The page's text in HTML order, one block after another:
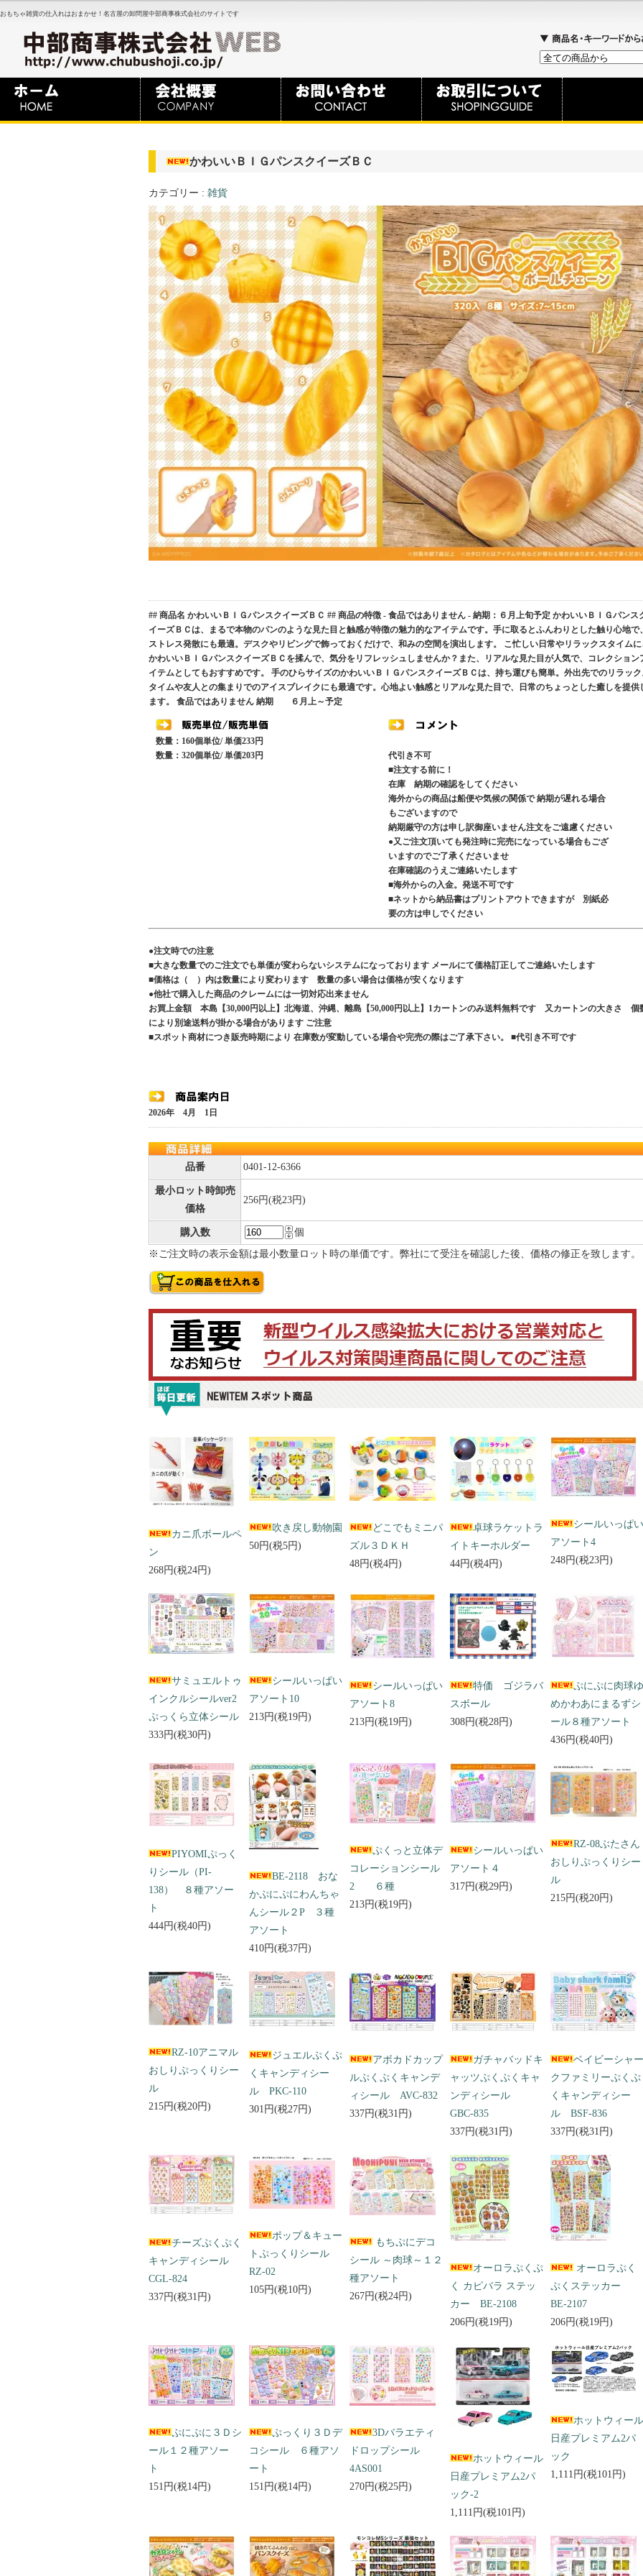
おもちゃ雑貨の仕入れはおまかせ！名古屋の卸問屋中部商事株式会社のサイトです
かわいいＢＩＧパンスクイーズＢＣ
カテゴリー : 雑貨
## 商品名 かわいいＢＩＧパンスクイーズＢＣ ## 商品の特徴 - 食品ではありません - 納期：６月上旬予定 かわいいＢＩＧパンス
イーズＢＣは、まるで本物のパンのような見た目と触感が特徴の魅力的なアイテムです。手に取るとふんわりとした触り心地で
ストレス発散にも最適。デスクやリビングで飾っておくだけで、和みの空間を演出します。 こ忙しい日常やリラックスタイム
かわいいＢＩＧパンスクイーズＢＣを揉んで、気分をリフレッシュしませんか？また、リアルな見た目が人気で、コレクション
イテムとしてもおすすめです。 手のひらサイズのかわいいＢＩＧパンスクイーズＢＣは、持ち運びも簡単。外出先でのリラッ
タイムや友人との集まりでのアイスブレイクにも最適です。心地よい触感とリアルな見た目で、日常のちょっとした癒しを提供
ます。 食品ではありません 納期 ６月上～予定
数量：160個単位/ 単価233円
数量：320個単位/ 単価203円
代引き不可
■注文する前に！
在庫 納期の確認をしてください
海外からの商品は船便や気候の関係で 納期が遅れる場合
もございますので
納期厳守の方は申し訳御座いません注文をご遠慮ください
●又ご注文頂いても発注時に完売になっている場合もござ
いますのでご了承くださいませ
在庫確認のうえご連絡いたします
■海外からの入金。発送不可です
■ネットから納品書はプリントアウトできますが 別紙必
要の方は申しでください
●注文時での注意
■大きな数量でのご注文でも単価が変わらないシステムになっております メールにて価格訂正してご連絡いたします
■価格は（ ）内は数量により変わります 数量の多い場合は価格が安くなります
●他社で購入した商品のクレームには一切対応出来ません
お買上金額 本島【30,000円以上】北海道、沖縄、離島【50,000円以上】1カートンのみ送料無料です 又カートンの大きさ 個
により別途送料が掛かる場合があります ご注意
■スポット商材につき販売時期により 在庫数が変動している場合や完売の際はご了承下さい。 ■代引き不可です
2026年 4月 1日
品番 0401-12-6366
最小ロット時卸売
価格
256円(税23円)
購入数
個
※ご注文時の表示金額は最小数量ロット時の単価です。弊社にて受注を確認した後、価格の修正を致します。
カニ爪ボールペ
ン
268円(税24円)
吹き戻し動物園
50円(税5円)
どこでもミニパ
ズル３ＤＫＨ
48円(税4円)
卓球ラケットラ
イトキーホルダー
44円(税4円)
シールいっぱい
アソート4
248円(税23円)
サミュエルトゥ
インクルシールver2
ぷっくら立体シール
333円(税30円)
シールいっぱい
アソート10
213円(税19円)
シールいっぱい
アソート8
213円(税19円)
特価 ゴジラバ
スボール
308円(税28円)
ぷにぷに肉球ゆ
めかわあにまるずシ
ール８種アソート
436円(税40円)
PIYOMIぷっく
りシール（PI-
138） ８種アソー
ト
444円(税40円)
BE-2118 おな
かぷにぷにわんちゃ
んシール２P ３種
アソート
410円(税37円)
ぷくっと立体デ
コレーションシール
2 ６種
213円(税19円)
シールいっぱい
アソート４
317円(税29円)
RZ-08ぶたさん
おしりぷっくりシー
ル
215円(税20円)
RZ-10アニマル
おしりぷっくりシー
ル
215円(税20円)
ジュエルぷくぷ
くキャンディシー
ル PKC-110
301円(税27円)
アボカドカップ
ルぷくぷくキャンデ
ィシール AVC-832
337円(税31円)
ガチャバッドキ
ャッツぷくぷくキャ
ンディシール
GBC-835
337円(税31円)
ベイビーシャー
クファミリーぷくぷ
くキャンディシー
ル BSF-836
337円(税31円)
チーズぷくぷく
キャンディシール
CGL-824
337円(税31円)
ポップ＆キュー
トぷっくりシール
RZ-02
105円(税10円)
もちぷにデコ
シール ～肉球～１２
種アソート
267円(税24円)
オーロラぷくぷ
く カピバラ ステッ
カー BE-2108
206円(税19円)
オーロラぷく
ぷくステッカー
BE-2107
206円(税19円)
ぷにぷに３Ｄシ
ール１２種アソー
ト
151円(税14円)
ぷっくり３Ｄデ
コシール ６種アソ
ート
151円(税14円)
3Dバラエティ
ドロップシール
4AS001
270円(税25円)
ホットウィール
日産プレミアム2パ
ック-2
1,111円(税101円)
ホットウィール
日産プレミアム2パ
ック
1,111円(税101円)